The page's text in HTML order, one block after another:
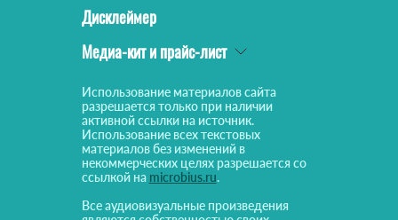
Дисклеймер
Медиа-кит и прайс-лист
Использование материалов сайта
разрешается только при наличии
активной ссылки на источник.
Использование всех текстовых
материалов без изменений в
некоммерческих целях разрешается со
ссылкой на microbius.ru.
Все аудиовизуальные произведения